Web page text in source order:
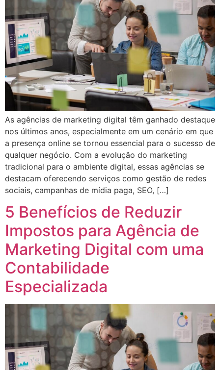
As agências de marketing digital têm ganhado destaque
nos últimos anos, especialmente em um cenário em que
a presença online se tornou essencial para o sucesso de
qualquer negócio. Com a evolução do marketing
tradicional para o ambiente digital, essas agências se
destacam oferecendo serviços como gestão de redes
sociais, campanhas de mídia paga, SEO, […]
5 Benefícios de Reduzir
Impostos para Agência de
Marketing Digital com uma
Contabilidade
Especializada